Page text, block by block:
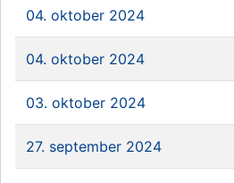
04. oktober 2024
04. oktober 2024
03. oktober 2024
27. september 2024